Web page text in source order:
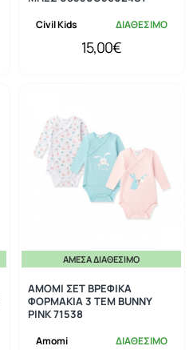
Civil Kids ΔΙΑΘΕΣΙΜΟ
15,00€
ΆΜΕΣΑ ΔΙΑΘΈΣΙΜΟ
Amomi ΔΙΑΘΕΣΙΜΟ
AMOMI ΣΕΤ ΒΡΕΦΙΚΑ
ΦΟΡΜΑΚΙΑ 3 ΤΕΜ BUNNY
PINK 71538